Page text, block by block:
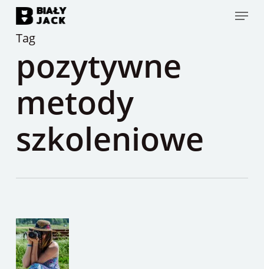
main
Menu
Tag
pozytywne
metody
szkoleniowe